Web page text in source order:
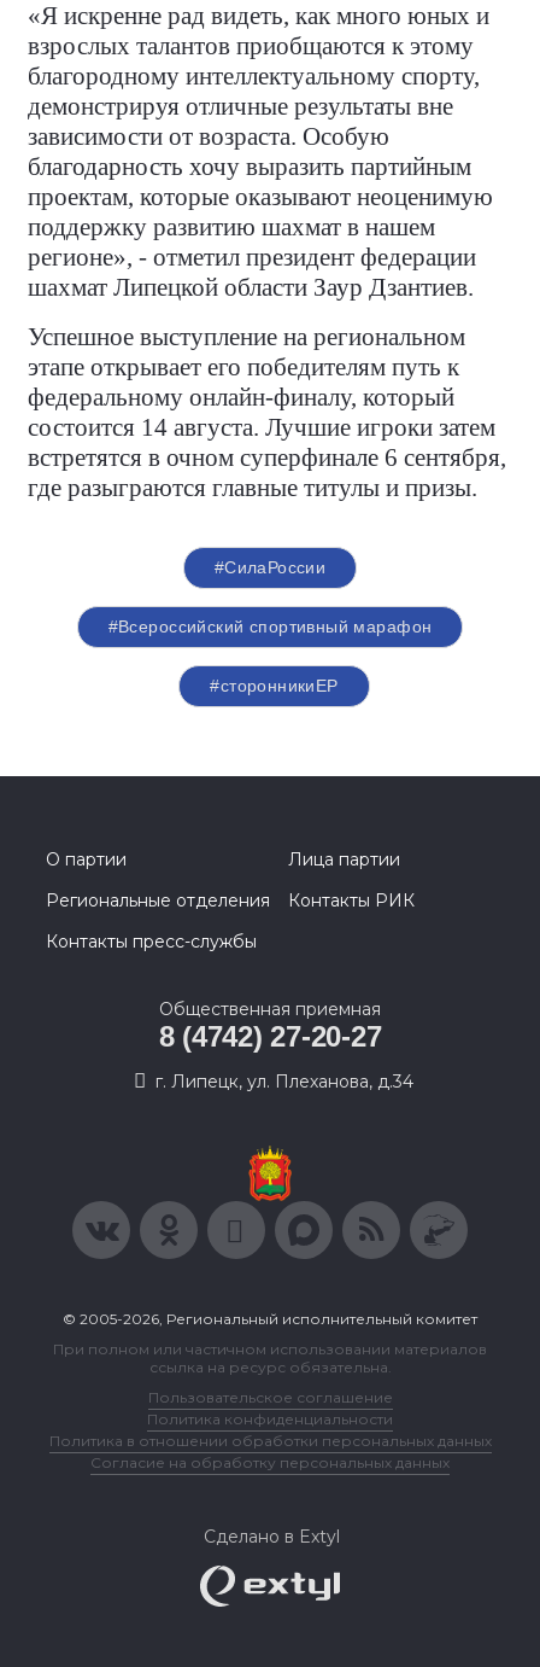
«Я искренне рад видеть, как много юных и
взрослых талантов приобщаются к этому
благородному интеллектуальному спорту,
демонстрируя отличные результаты вне
зависимости от возраста. Особую
благодарность хочу выразить партийным
проектам, которые оказывают неоценимую
поддержку развитию шахмат в нашем
регионе», - отметил президент федерации
шахмат Липецкой области Заур Дзантиев.
Успешное выступление на региональном
этапе открывает его победителям путь к
федеральному онлайн-финалу, который
состоится 14 августа. Лучшие игроки затем
встретятся в очном суперфинале 6 сентября,
где разыграются главные титулы и призы.
#СилаРоссии
#Всероссийский спортивный марафон
#сторонникиЕР
О партии
Лица партии
Региональные отделения
Контакты РИК
Контакты пресс-службы
Общественная приемная
8 (4742) 27-20-27
г. Липецк, ул. Плеханова, д.34
© 2005-2026, Региональный исполнительный комитет
При полном или частичном использовании материалов
ссылка на ресурс обязательна.
Пользовательское соглашение
Политика конфиденциальности
Политика в отношении обработки персональных данных
Согласие на обработку персональных данных
Сделано в Extyl